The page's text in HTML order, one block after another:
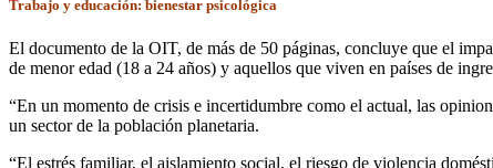
Trabajo y educación: bienestar psicológica
El documento de la OIT, de más de 50 páginas, concluye que el
de menor edad (18 a 24 años) y aquellos que viven en países de
“En un momento de crisis e incertidumbre como el actual, las
un sector de la población planetaria.
“El estrés familiar, el aislamiento social, el riesgo de violencia